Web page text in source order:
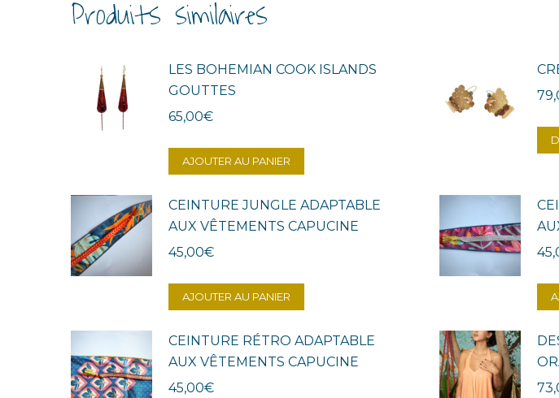
Produits similaires
LES BOHEMIAN COOK ISLANDS
GOUTTES
65,00€
AJOUTER AU PANIER
CEINTURE JUNGLE ADAPTABLE
AUX VÊTEMENTS CAPUCINE
45,00€
AJOUTER AU PANIER
CEINTURE RÉTRO ADAPTABLE
AUX VÊTEMENTS CAPUCINE
45,00€